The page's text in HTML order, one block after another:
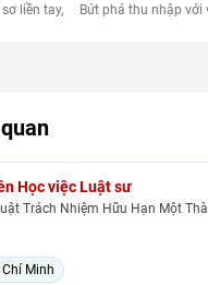
liền tay
Bứt phá thu nhập với
Học việc Luật sư
Trách Nhiệm Hữu Hạn Một
Chí Minh